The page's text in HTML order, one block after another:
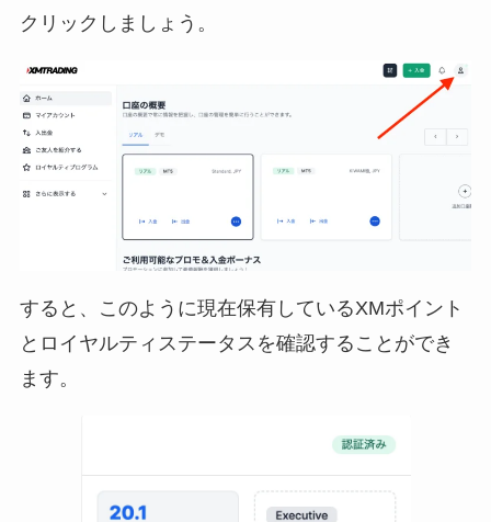
クリックしましょう。
すると、このように現在保有しているXMポイント
とロイヤルティステータスを確認することができ
ます。